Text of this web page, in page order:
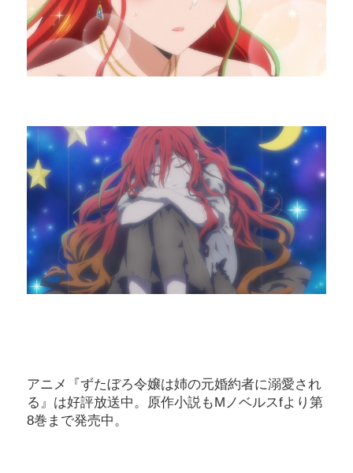
アニメ『ずたぼろ令嬢は姉の元婚約者に溺愛され
る』は好評放送中。原作小説もMノベルスfより第
8巻まで発売中。